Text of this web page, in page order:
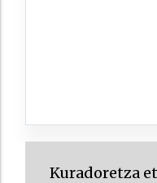
Kuradoretza